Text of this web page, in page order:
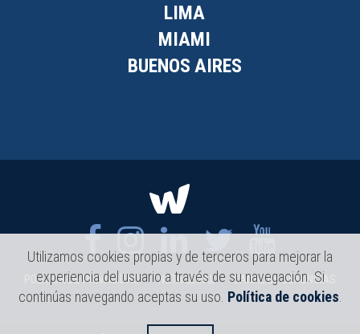
LIMA
MIAMI
BUENOS AIRES
POLÍTICA DE PRIVACIDAD NOTA LEGAL CANAL DE DENUNCIAS
Utilizamos cookies propias y de terceros para mejorar la
experiencia del usuario a través de su navegación. Si
continúas navegando aceptas su uso. Política de cookies